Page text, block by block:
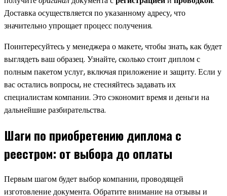
Доставка осуществляется по указанному адресу, что
значительно упрощает процесс получения.
Поинтересуйтесь у менеджера о макете, чтобы знать, как будет
выглядеть ваш образец. Узнайте, сколько стоит диплом с
полным пакетом услуг, включая приложение и защиту. Если у
вас остались вопросы, не стесняйтесь задавать их
специалистам компании. Это сэкономит время и деньги на
дальнейшие разбирательства.
Шаги по приобретению диплома с
реестром: от выбора до оплаты
Первым шагом будет выбор компании, проводящей
изготовление документа. Обратите внимание на отзывы и